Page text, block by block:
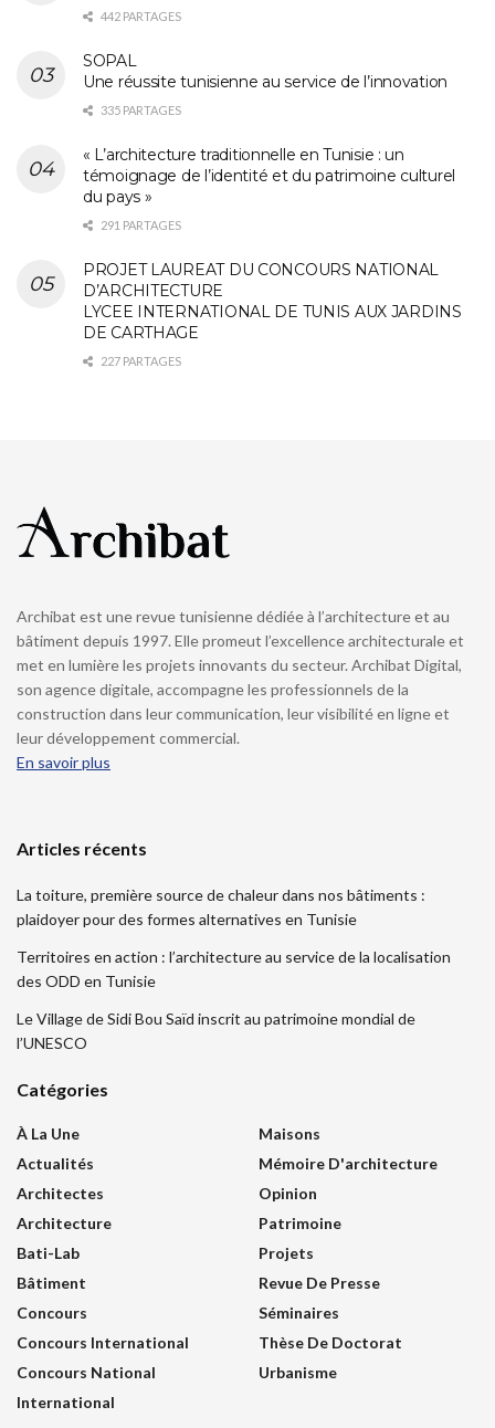
442 PARTAGES
SOPAL
Une réussite tunisienne au service de l’innovation
335 PARTAGES
« L’architecture traditionnelle en Tunisie : un
témoignage de l’identité et du patrimoine culturel
du pays »
291 PARTAGES
PROJET LAUREAT DU CONCOURS NATIONAL
D’ARCHITECTURE
LYCEE INTERNATIONAL DE TUNIS AUX JARDINS
DE CARTHAGE
227 PARTAGES
Archibat est une revue tunisienne dédiée à l’architecture et au
bâtiment depuis 1997. Elle promeut l’excellence architecturale et
met en lumière les projets innovants du secteur. Archibat Digital,
son agence digitale, accompagne les professionnels de la
construction dans leur communication, leur visibilité en ligne et
leur développement commercial.
En savoir plus
Articles récents
La toiture, première source de chaleur dans nos bâtiments :
plaidoyer pour des formes alternatives en Tunisie
Territoires en action : l’architecture au service de la localisation
des ODD en Tunisie
Le Village de Sidi Bou Saïd inscrit au patrimoine mondial de
l’UNESCO
Catégories
À La Une
Actualités
Architectes
Architecture
Bati-Lab
Bâtiment
Concours
Concours International
Concours National
International
Maisons
Mémoire D'architecture
Opinion
Patrimoine
Projets
Revue De Presse
Séminaires
Thèse De Doctorat
Urbanisme